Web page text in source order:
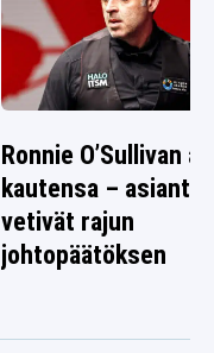
Ronnie O’Sullivan
kautensa –
vetivät rajun
johtopäätöksen